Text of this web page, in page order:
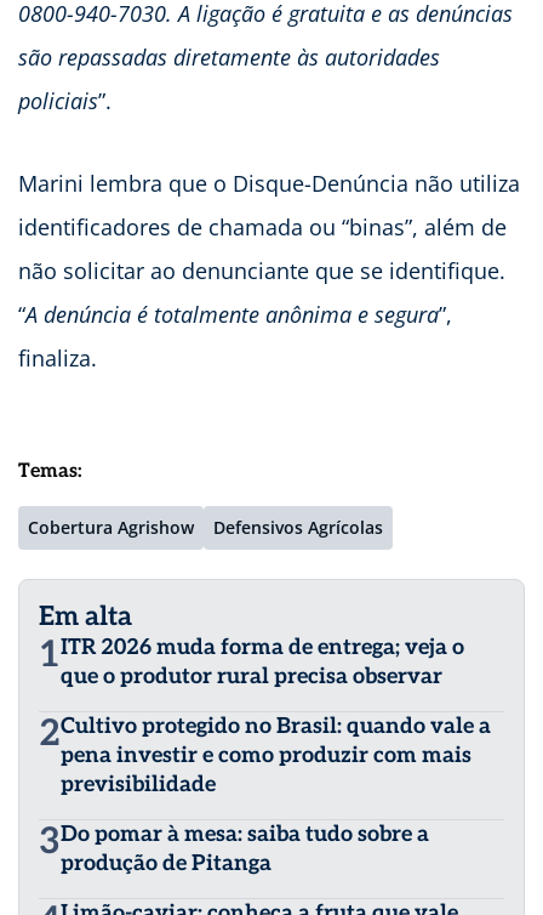
0800-940-7030. A ligação é gratuita e as denúncias
são repassadas diretamente às autoridades
policiais”.
Marini lembra que o Disque-Denúncia não utiliza
identificadores de chamada ou “binas”, além de
não solicitar ao denunciante que se identifique.
“A denúncia é totalmente anônima e segura”,
finaliza.
Temas:
Cobertura Agrishow Defensivos Agrícolas
Em alta
1ITR 2026 muda forma de entrega; veja o
que o produtor rural precisa observar
2Cultivo protegido no Brasil: quando vale a
pena investir e como produzir com mais
previsibilidade
3Do pomar à mesa: saiba tudo sobre a
produção de Pitanga